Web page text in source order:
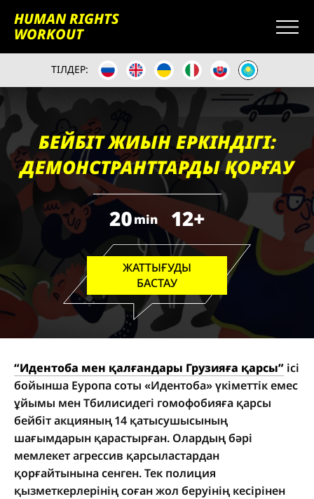
HUMAN RIGHTS
WORKOUT
ТІЛДЕР:
БЕЙБІТ ЖИЫН ЕРКІНДІГІ:
ДЕМОНСТРАНТТАРДЫ ҚОРҒАУ
20min 12+
ЖАТТЫҒУДЫ
БАСТАУ
“Идентоба мен қалғандары Грузияға қарсы” ісі
бойынша Еуропа соты «Идентоба» үкіметтік емес
ұйымы мен Тбилисидегі гомофобияға қарсы
бейбіт акцияның 14 қатысушысының
шағымдарын қарастырған. Олардың бәрі
мемлекет агрессив қарсыластардан
қорғайтынына сенген. Тек полиция
қызметкерлерінің соған жол беруінің кесірінен